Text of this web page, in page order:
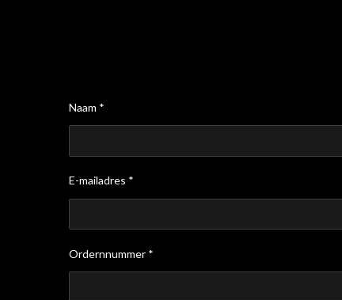
Naam *
E-mailadres *
Ordernnummer *